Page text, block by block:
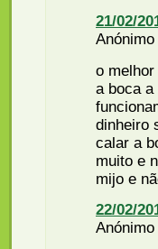
21/02/
o
a boca a
dinheiro
calar a
muito e
mijo e
22/02/